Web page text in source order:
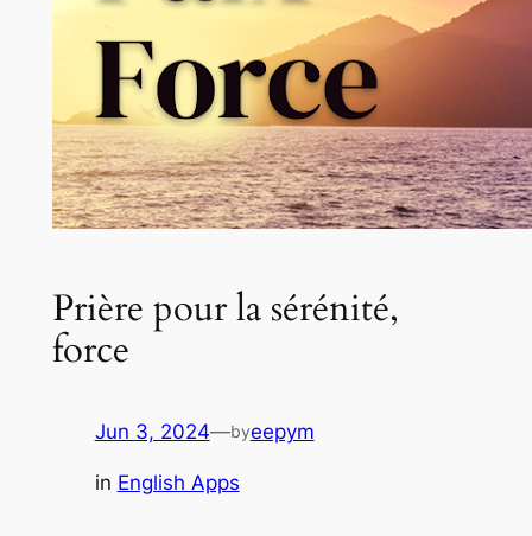
Prière pour la sérénité,
force
Jun 3, 2024—byeepym
in English Apps